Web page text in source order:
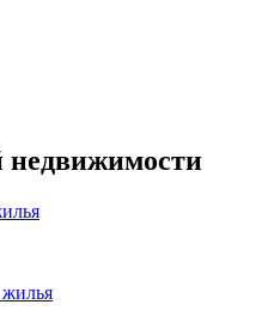
недвижимости